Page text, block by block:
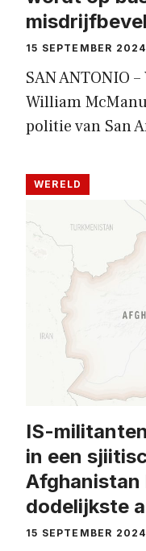
15 SEPTEMBER 2024
SAN ANTONIO
William
politie van San
WERELD
IS-
in een
Afghanistan
dodelijkste
15 SEPTEMBER 2024